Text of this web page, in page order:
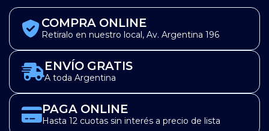
COMPRA ONLINE
Retiralo en nuestro local, Av. Argentina 196
ENVÍO GRATIS
A toda Argentina
PAGA ONLINE
Hasta 12 cuotas sin interés a precio de lista